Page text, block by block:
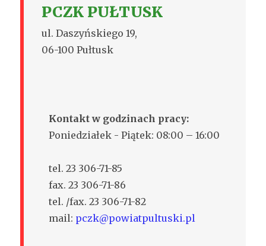
PCZK PUŁTUSK
ul. Daszyńskiego 19,
06-100 Pułtusk
Kontakt w godzinach pracy:
Poniedziałek - Piątek: 08:00 – 16:00
tel. 23 306-71-85
fax. 23 306-71-86
tel. /fax. 23 306-71-82
mail: pczk@powiatpultuski.pl